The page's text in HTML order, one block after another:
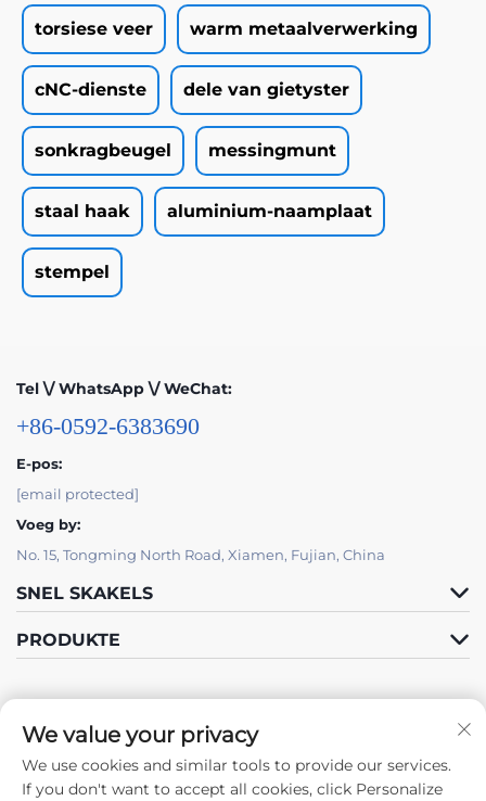
torsiese veer warm metaalverwerking
cNC-dienste dele van gietyster
sonkragbeugel messingmunt
staal haak aluminium-naamplaat
stempel
Tel \/ WhatsApp \/ WeChat:
+86-0592-6383690
E-pos:
[email protected]
Voeg by:
No. 15, Tongming North Road, Xiamen, Fujian, China
SNEL SKAKELS
PRODUKTE
Volg Ons
We value your privacy
We use cookies and similar tools to provide our services.
If you don't want to accept all cookies, click Personalize